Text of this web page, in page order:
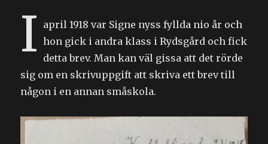
I april 1918 var Signe nyss fyllda nio år och
hon gick i andra klass i Rydsgård och fick
detta brev. Man kan väl gissa att det rörde
sig om en skrivuppgift att skriva ett brev till
någon i en annan småskola.